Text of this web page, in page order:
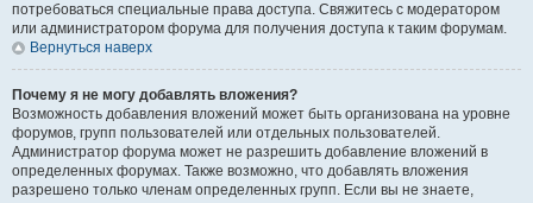
потребоваться специальные права доступа. Свяжитесь с модератором
или администратором форума для получения доступа к таким форумам.
Вернуться наверх
Почему я не могу добавлять вложения?
Возможность добавления вложений может быть организована на уровне
форумов, групп пользователей или отдельных пользователей.
Администратор форума может не разрешить добавление вложений в
определенных форумах. Также возможно, что добавлять вложения
разрешено только членам определенных групп. Если вы не знаете,